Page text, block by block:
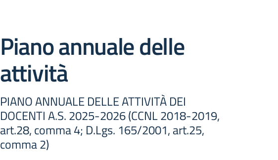
Piano annuale delle
attività
PIANO ANNUALE DELLE ATTIVITÀ DEI
DOCENTI A.S. 2025-2026 (CCNL 2018-2019,
art.28, comma 4; D.Lgs. 165/2001, art.25,
comma 2)